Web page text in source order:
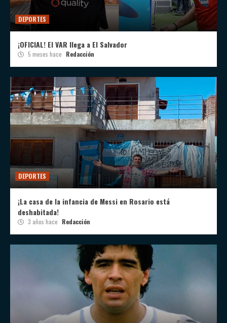
DEPORTES
¡OFICIAL! El VAR llega a El Salvador
5 meses hace Redacción
DEPORTES
¡La casa de la infancia de Messi en Rosario está
deshabitada!
3 años hace Redacción